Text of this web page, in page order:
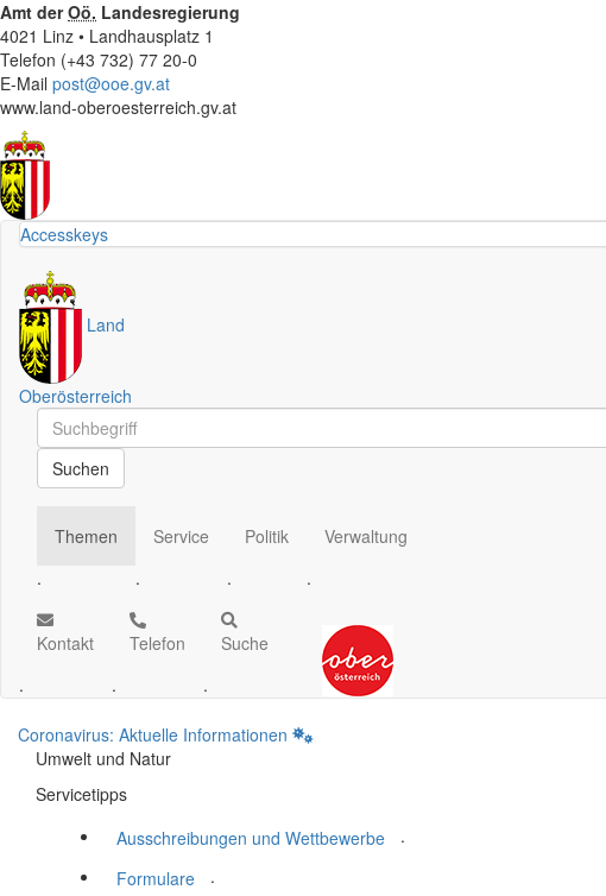
Amt derOö. Landesregierung
4021 Linz • Landhausplatz 1
Telefon (+43 732) 77 20-0
E-Mail post@ooe.gv.at
www.land-oberoesterreich.gv.at
Accesskeys
Land
Oberösterreich
Schnellsuche
Schnellsuche
Suchen
Themen
.
Service
.
Politik
.
Verwaltung
.
Kontakt
.
Telefon
.
Suche
.
Coronavirus: Aktuelle Informationen
Umwelt und Natur
Servicetipps
Ausschreibungen und Wettbewerbe
.
Formulare
.